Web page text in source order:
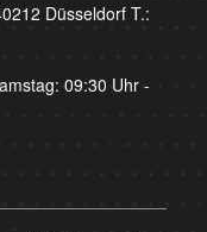
Düsseldorf T.:
09:30 Uhr -